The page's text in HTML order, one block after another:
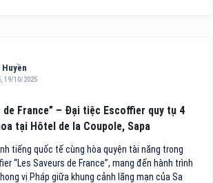
Huyền
19/10/2025
de France” – Đại tiệc Escoffier quy tụ 4
tại Hôtel de la Coupole, Sapa
tiếng quốc tế cùng hòa quyện tài năng trong
“Les Saveurs de France”, mang đến hành trình
vị Pháp giữa khung cảnh lãng mạn của Sa